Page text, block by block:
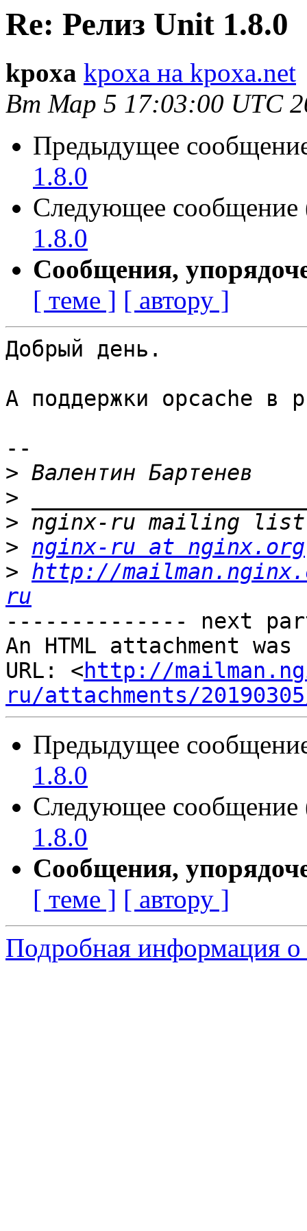
Re: Релиз Unit 1.8.0
kpoxa kpoxa на kpoxa.net
Вт Мар 5 17:03:00 UTC
Предыдущее
1.8.0
Следующее сообщение
1.8.0
Сообщения,
[ теме ] [ автору ]
Добрый день.
А поддержки opcache в
--
>
>
>
> nginx-ru at nginx.org
> http://
ru
-------------- next
An HTML attachment
URL: <http://
ru/attachments/
Предыдущее
1.8.0
Следующее сообщение
1.8.0
Сообщения,
[ теме ] [ автору ]
Подробная информация